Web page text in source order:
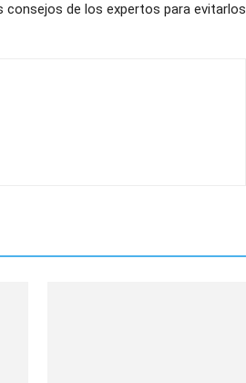
consejos de los expertos para evitarlos